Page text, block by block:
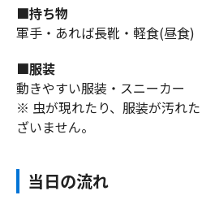
■持ち物
軍手・あれば長靴・軽食(昼食)
■服装
動きやすい服装・スニーカー
※ 虫が現れたり、服装が汚れ
ざいません。
当日の流れ